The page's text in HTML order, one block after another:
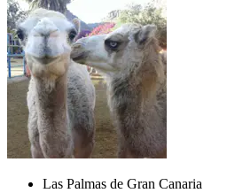
Las Palmas de Gran Canaria